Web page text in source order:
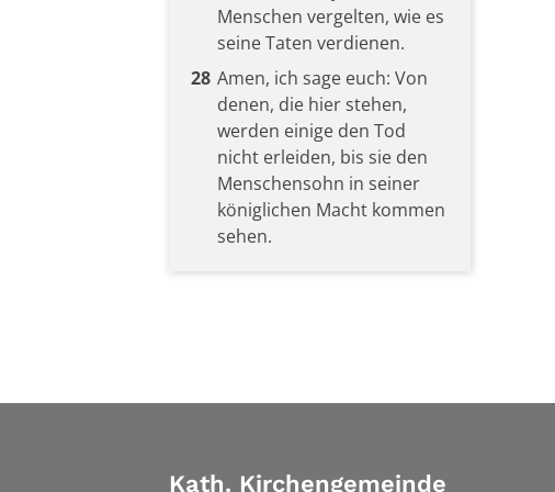
Menschen vergelten, wie es
seine Taten verdienen.
28 Amen, ich sage euch: Von
denen, die hier stehen,
werden einige den Tod
nicht erleiden, bis sie den
Menschensohn in seiner
königlichen Macht kommen
sehen.
Kath. Kirchengemeinde